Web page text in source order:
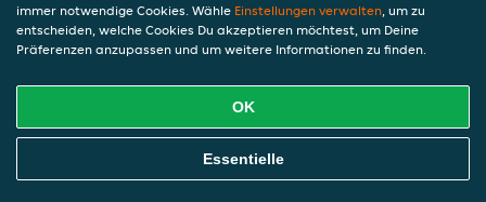
Solltest du weitere Fragen oder Beschwerden in Bezug auf
die Verarbeitung deiner personenbezogenen Daten haben,
kontaktieren wir dich gerne. Wir würden uns auch über
Tipps oder Vorschläge zur Verbesserung unserer Erklärung
Sicherheit
immer notwendige Cookies. Wähle Einstellungen verwalten, um zu
entscheiden, welche Cookies Du akzeptieren möchtest, um Deine
Präferenzen anzupassen und um weitere Informationen zu finden.
OK
Essentielle